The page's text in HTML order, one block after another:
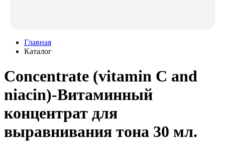
Главная
Каталог
Concentrate (vitamin C and
niacin)-Витаминный
концентрат для
выравнивания тона 30 мл.